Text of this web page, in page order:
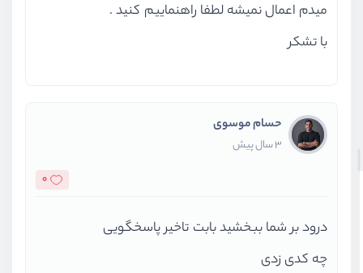
میدم اعمال نمیشه لطفا راهنماییم کنید .
با تشکر
حسام موسوی
3 سال پیش
0
درود بر شما ببخشید بابت تاخیر پاسخگویی
چه کدی زدی